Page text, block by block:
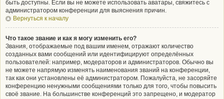
быть доступны. Если вы не можете использовать аватары, свяжитесь с
администратором конференции для выяснения причин.
Вернуться к началу
Что такое звание и как я могу изменить его?
Звания, отображаемые под вашим именем, отражают количество
созданных вами сообщений или идентифицируют определённых
пользователей: например, модераторов и администраторов. Обычно вы
не можете напрямую изменять наименования званий на конференции,
так как они установлены её администратором. Пожалуйста, не засоряйте
конференцию ненужными сообщениями только для того, чтобы повысить
своё звание. На большинстве конференций это запрещено, и модератор